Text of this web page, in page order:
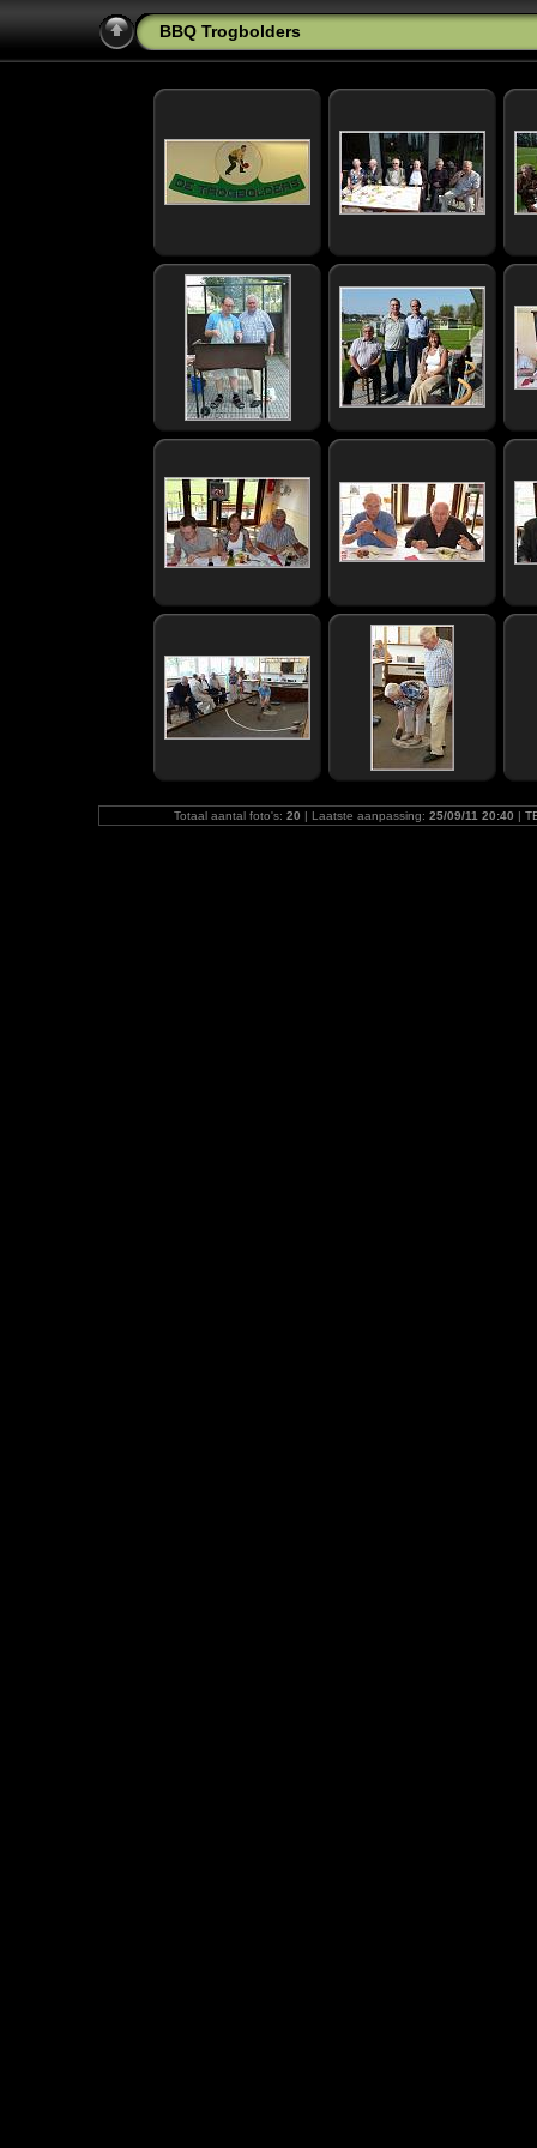
BBQ Trogbolders
Totaal aantal foto's: 20 | Laatste aanpassing: 25/09/11 20:40 |